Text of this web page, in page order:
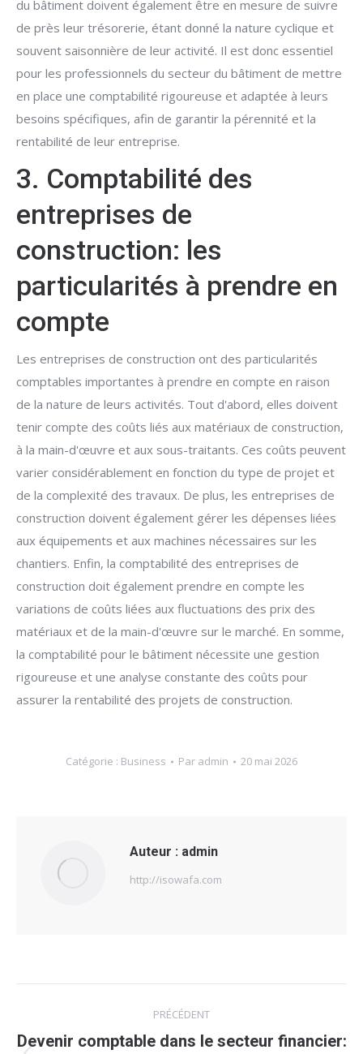
du bâtiment doivent également être en mesure de suivre
de près leur trésorerie, étant donné la nature cyclique et
souvent saisonnière de leur activité. Il est donc essentiel
pour les professionnels du secteur du bâtiment de mettre
en place une comptabilité rigoureuse et adaptée à leurs
besoins spécifiques, afin de garantir la pérennité et la
rentabilité de leur entreprise.
3. Comptabilité des
entreprises de
construction: les
particularités à prendre en
compte
Les entreprises de construction ont des particularités
comptables importantes à prendre en compte en raison
de la nature de leurs activités. Tout d'abord, elles doivent
tenir compte des coûts liés aux matériaux de construction,
à la main-d'œuvre et aux sous-traitants. Ces coûts peuvent
varier considérablement en fonction du type de projet et
de la complexité des travaux. De plus, les entreprises de
construction doivent également gérer les dépenses liées
aux équipements et aux machines nécessaires sur les
chantiers. Enfin, la comptabilité des entreprises de
construction doit également prendre en compte les
variations de coûts liées aux fluctuations des prix des
matériaux et de la main-d'œuvre sur le marché. En somme,
la comptabilité pour le bâtiment nécessite une gestion
rigoureuse et une analyse constante des coûts pour
assurer la rentabilité des projets de construction.
Catégorie : Business Par admin 20 mai 2026
Auteur : admin
http://isowafa.com
article
PRÉCÉDENT
Devenir comptable dans le secteur financier: